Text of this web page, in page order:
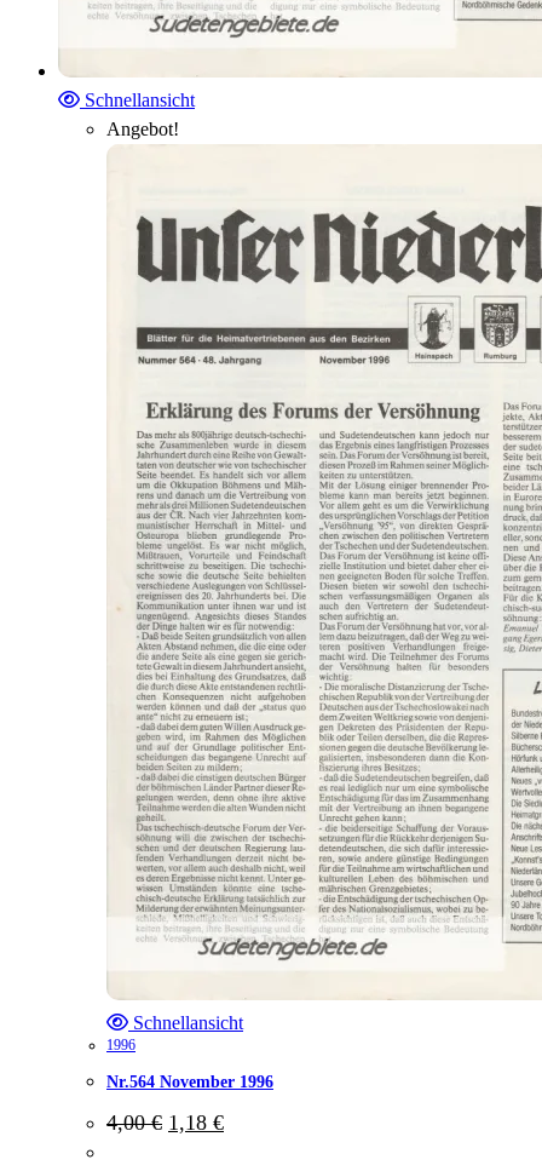
Schnellansicht
Angebot!
Schnellansicht
1996
Nr.564 November 1996
4,00€ Ursprünglicher
Preis
1,18 €Aktueller
Preis